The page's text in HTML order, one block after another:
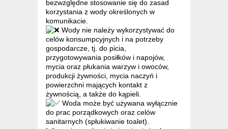
bezwzględne stosowanie się do zasad
korzystania z wody określonych w
komunikacie.
Wody nie należy wykorzystywać do
celów konsumpcyjnych i na potrzeby
gospodarcze, tj. do picia,
przygotowywania posiłków i napojów,
mycia oraz płukania warzyw i owoców,
produkcji żywności, mycia naczyń i
powierzchni mających kontakt z
żywnością, a także do kąpieli.
Woda może być używana wyłącznie
do prac porządkowych oraz celów
sanitarnych (spłukiwanie toalet).